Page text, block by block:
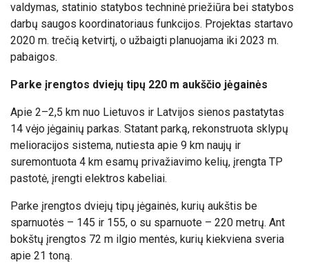
valdymas, statinio statybos techninė priežiūra bei statybos
darbų saugos koordinatoriaus funkcijos. Projektas startavo
2020 m. trečią ketvirtį, o užbaigti planuojama iki 2023 m.
pabaigos.
Parke įrengtos dviejų tipų 220 m aukščio jėgainės
Apie 2–2,5 km nuo Lietuvos ir Latvijos sienos pastatytas
14 vėjo jėgainių parkas. Statant parką, rekonstruota sklypų
melioracijos sistema, nutiesta apie 9 km naujų ir
suremontuota 4 km esamų privažiavimo kelių, įrengta TP
pastotė, įrengti elektros kabeliai.
Parke įrengtos dviejų tipų jėgainės, kurių aukštis be
sparnuotės – 145 ir 155, o su sparnuote – 220 metrų. Ant
bokštų įrengtos 72 m ilgio mentės, kurių kiekviena sveria
apie 21 toną.